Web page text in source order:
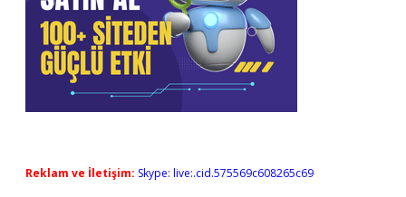
Reklam ve İletişim: Skype: live:.cid.575569c608265c69